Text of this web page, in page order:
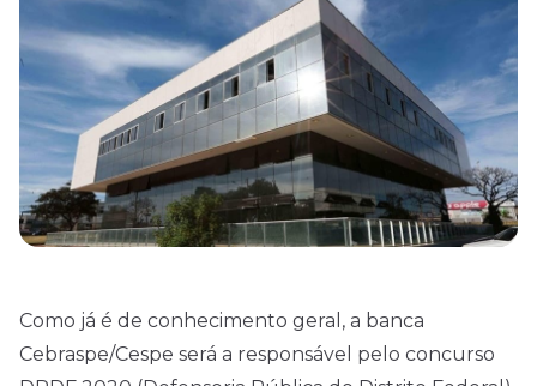
Como já é de conhecimento geral, a banca
Cebraspe/Cespe será a responsável pelo concurso